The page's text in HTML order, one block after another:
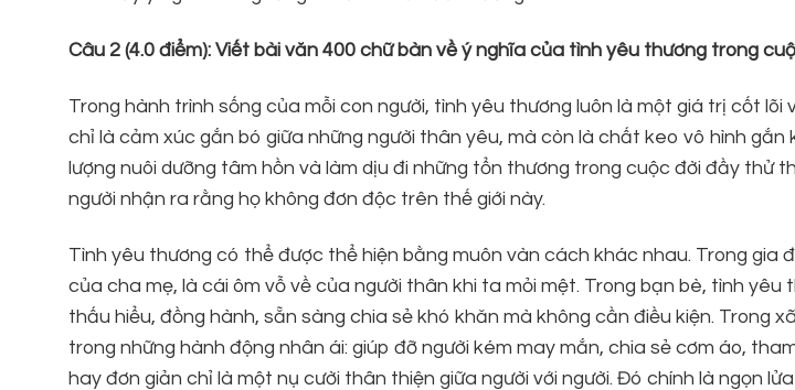
Câu 2 (4.0 điểm): Viết bài văn 400 chữ bàn về ý nghĩa của tình yêu thương trong
Trong hành trình sống của mỗi con người, tình yêu thương luôn là một giá trị cốt lõi
chỉ là cảm xúc gắn bó giữa những người thân yêu, mà còn là chất keo vô hình gắn
lượng nuôi dưỡng tâm hồn và làm dịu đi những tổn thương trong cuộc đời đầy thử
người nhận ra rằng họ không đơn độc trên thế giới này.
Tình yêu thương có thể được thể hiện bằng muôn vàn cách khác nhau. Trong gia
của cha mẹ, là cái ôm vỗ về của người thân khi ta mỏi mệt. Trong bạn bè, tình yêu
thấu hiểu, đồng hành, sẵn sàng chia sẻ khó khăn mà không cần điều kiện. Trong
trong những hành động nhân ái: giúp đỡ người kém may mắn, chia sẻ cơm áo,
hay đơn giản chỉ là một nụ cười thân thiện giữa người với người. Đó chính là ngọn